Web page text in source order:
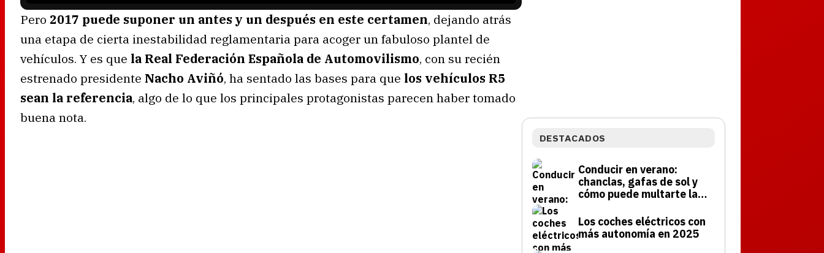
Pero 2017 puede suponer un antes y un después en este certamen, dejando atrás
una etapa de cierta inestabilidad reglamentaria para acoger un fabuloso plantel de
vehículos. Y es que la Real Federación Española de Automovilismo, con su recién
estrenado presidente Nacho Aviñó, ha sentado las bases para que los vehículos R5
sean la referencia, algo de lo que los principales protagonistas parecen haber tomado
buena nota.
DESTACADOS
Conducir en verano:
chanclas, gafas de sol y
cómo puede multarte la
Los coches eléctricos con
más autonomía en 2025